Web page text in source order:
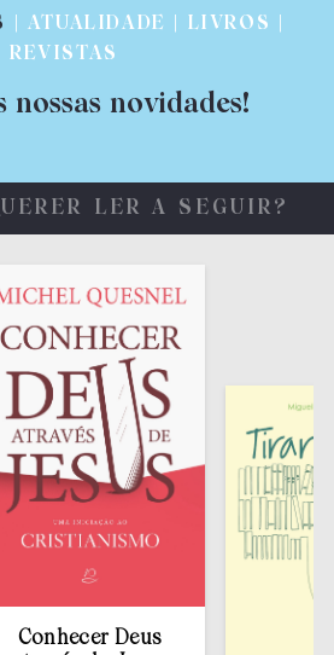
| ATUALIDADE | LIVROS |
REVISTAS
nossas novidades!
LER A SEGUIR?
Deus